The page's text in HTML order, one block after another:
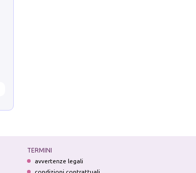
TERMINI
avvertenze legali